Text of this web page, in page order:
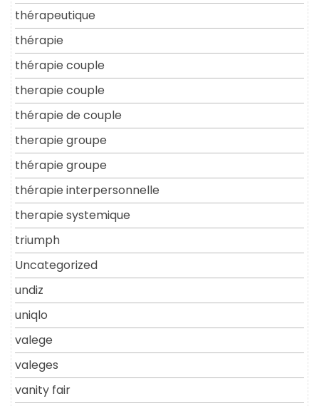
thérapeutique
thérapie
thérapie couple
therapie couple
thérapie de couple
therapie groupe
thérapie groupe
thérapie interpersonnelle
therapie systemique
triumph
Uncategorized
undiz
uniqlo
valege
valeges
vanity fair